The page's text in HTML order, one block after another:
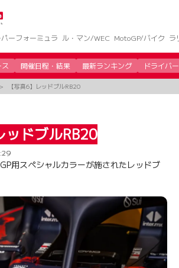
パーフォーミュラ ル・マン/WEC MotoGP/バイク ラ
開催日程・結果 最新ランキング ドライバー
【写真6】レッドブルRB20
ッドブルRB20
用スペシャルカラーが施されたレッドブ